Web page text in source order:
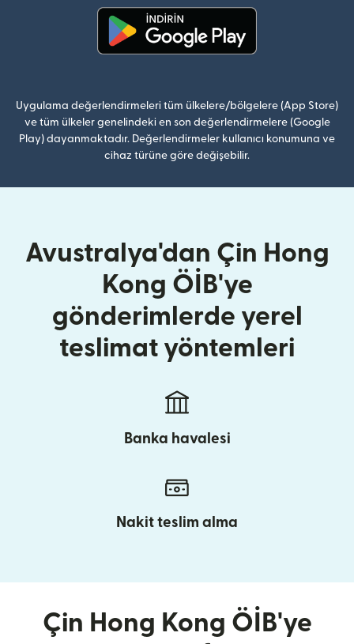
Uygulama değerlendirmeleri tüm ülkelere/bölgelere (App Store)
ve tüm ülkeler genelindeki en son değerlendirmelere (Google
Play) dayanmaktadır. Değerlendirmeler kullanıcı konumuna ve
cihaz türüne göre değişebilir.
Avustralya'dan Çin Hong
Kong ÖİB'ye
gönderimlerde yerel
teslimat yöntemleri
Banka havalesi
Nakit teslim alma
Çin Hong Kong ÖİB'ye